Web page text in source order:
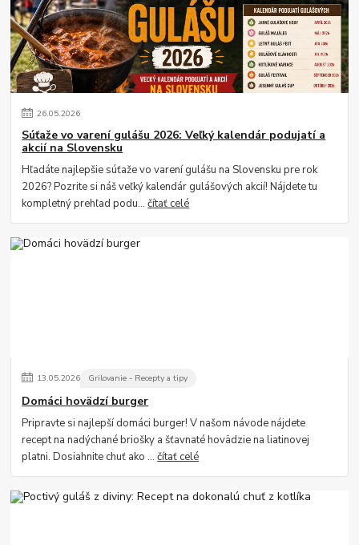
26.05.2026
Súťaže vo varení gulášu 2026: Veľký kalendár podujatí a
akcií na Slovensku
Hľadáte najlepšie súťaže vo varení gulášu na Slovensku pre rok
2026? Pozrite si náš veľký kalendár gulášových akcií! Nájdete tu
kompletný prehľad podu...čítať celé
13.05.2026 Grilovanie - Recepty a tipy
Domáci hovädzí burger
Pripravte si najlepší domáci burger! V našom návode nájdete
recept na nadýchané briošky a šťavnaté hovädzie na liatinovej
platni. Dosiahnite chuť ako ...čítať celé